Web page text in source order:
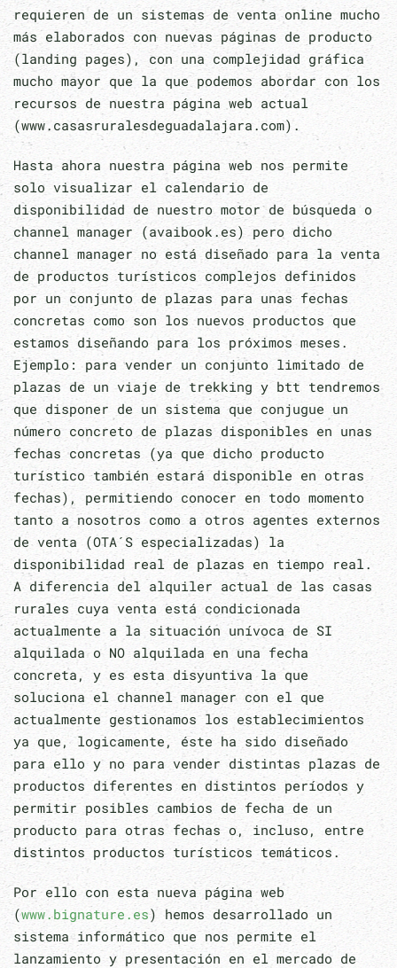
requieren de un sistemas de venta online mucho
más elaborados con nuevas páginas de producto
(landing pages), con una complejidad gráfica
mucho mayor que la que podemos abordar con los
recursos de nuestra página web actual
(www.casasruralesdeguadalajara.com).
Hasta ahora nuestra página web nos permite
solo visualizar el calendario de
disponibilidad de nuestro motor de búsqueda o
channel manager (avaibook.es) pero dicho
channel manager no está diseñado para la venta
de productos turísticos complejos definidos
por un conjunto de plazas para unas fechas
concretas como son los nuevos productos que
estamos diseñando para los próximos meses.
Ejemplo: para vender un conjunto limitado de
plazas de un viaje de trekking y btt tendremos
que disponer de un sistema que conjugue un
número concreto de plazas disponibles en unas
fechas concretas (ya que dicho producto
turístico también estará disponible en otras
fechas), permitiendo conocer en todo momento
tanto a nosotros como a otros agentes externos
de venta (OTA´S especializadas) la
disponibilidad real de plazas en tiempo real.
A diferencia del alquiler actual de las casas
rurales cuya venta está condicionada
actualmente a la situación unívoca de SI
alquilada o NO alquilada en una fecha
concreta, y es esta disyuntiva la que
soluciona el channel manager con el que
actualmente gestionamos los establecimientos
ya que, logicamente, éste ha sido diseñado
para ello y no para vender distintas plazas de
productos diferentes en distintos períodos y
permitir posibles cambios de fecha de un
producto para otras fechas o, incluso, entre
distintos productos turísticos temáticos.
Por ello con esta nueva página web
(www.bignature.es) hemos desarrollado un
sistema informático que nos permite el
lanzamiento y presentación en el mercado de